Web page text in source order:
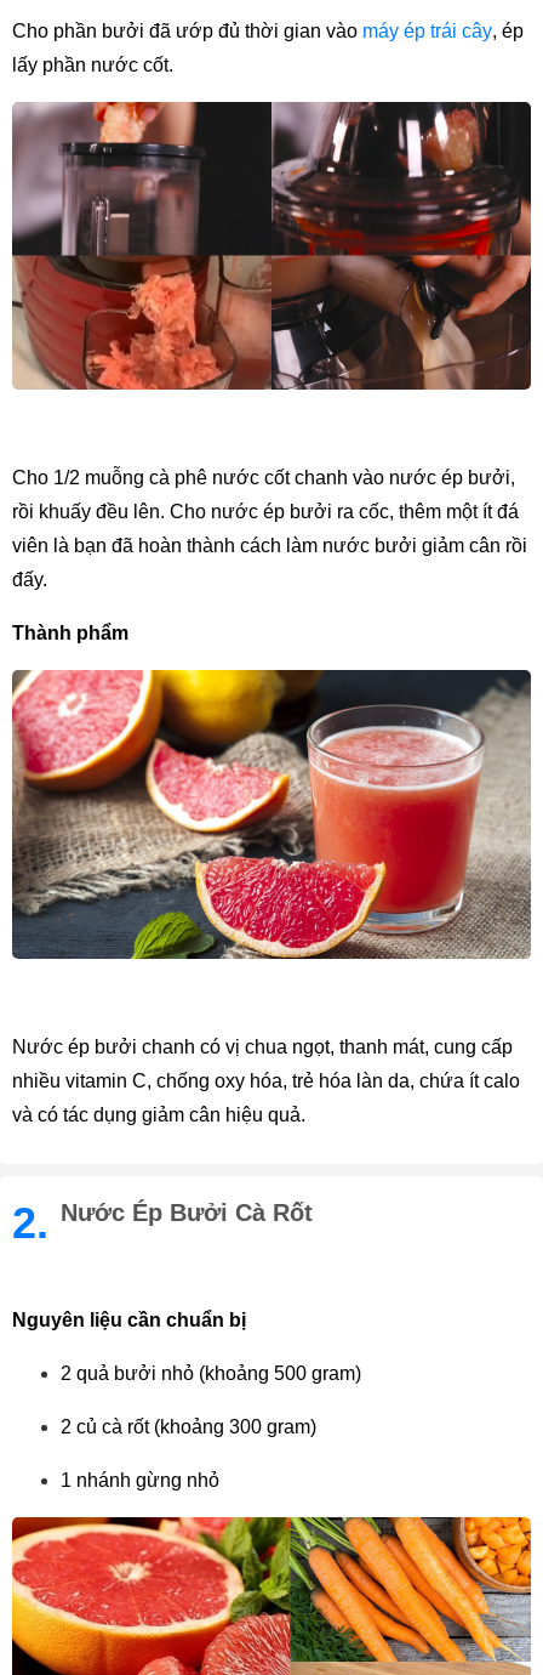
Cho phần bưởi đã ướp đủ thời gian vào máy ép trái cây, ép
lấy phần nước cốt.
Cho 1/2 muỗng cà phê nước cốt chanh vào nước ép bưởi,
rồi khuấy đều lên. Cho nước ép bưởi ra cốc, thêm một ít đá
viên là bạn đã hoàn thành cách làm nước bưởi giảm cân rồi
đấy.
Thành phẩm
Nước ép bưởi chanh có vị chua ngọt, thanh mát, cung cấp
nhiều vitamin C, chống oxy hóa, trẻ hóa làn da, chứa ít calo
và có tác dụng giảm cân hiệu quả.
2. Nước Ép Bưởi Cà Rốt
Nguyên liệu cần chuẩn bị
2 quả bưởi nhỏ (khoảng 500 gram)
2 củ cà rốt (khoảng 300 gram)
1 nhánh gừng nhỏ